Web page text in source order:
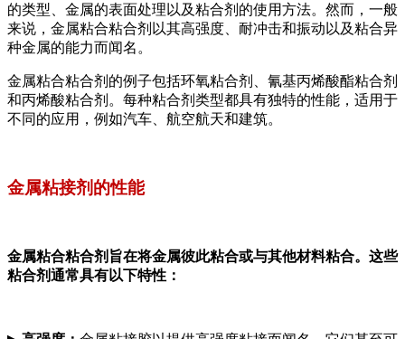
的类型、金属的表面处理以及粘合剂的使用方法。然而，一般
来说，金属粘合粘合剂以其高强度、耐冲击和振动以及粘合异
种金属的能力而闻名。
金属粘合粘合剂的例子包括环氧粘合剂、氰基丙烯酸酯粘合剂
和丙烯酸粘合剂。每种粘合剂类型都具有独特的性能，适用于
不同的应用，例如汽车、航空航天和建筑。
金属粘接剂的性能
金属粘合粘合剂旨在将金属彼此粘合或与其他材料粘合。这些
粘合剂通常具有以下特性：